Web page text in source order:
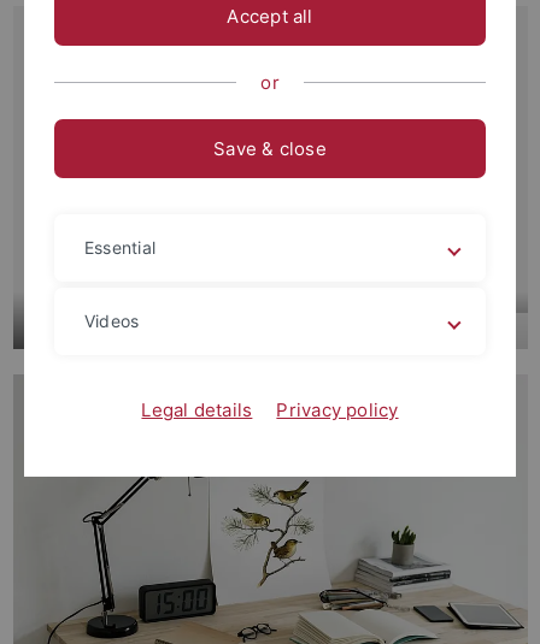
Metawissenschaft
Accept all
or
Save & close
Essential
Videos
Legal details Privacy policy